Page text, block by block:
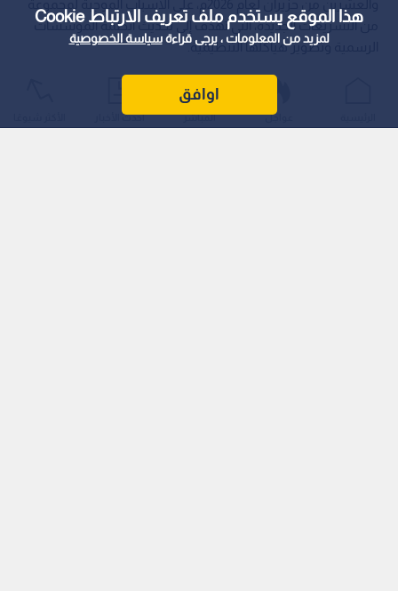
هذا الموقع يستخدم ملف تعريف الارتباط Cookie
لمزيد من المعلومات ، يرجى قراءةسياسة الخصوصية
اوافق
من التشريعات الجديدة، التي تهدف إلى تحديث أنظمة المؤسسات
الرسمية وتطوير هياكلها التنظيمية.
عواجل المباشر أحدث الأخبار